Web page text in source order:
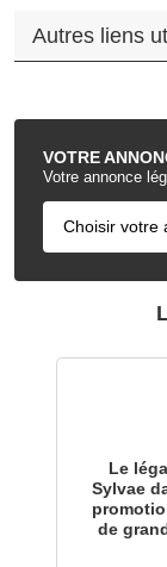
VOTRE
Votre annonce
Autres liens
.
Le
Sylvae
de